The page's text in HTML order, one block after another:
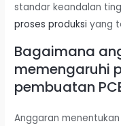
standar keandalan
proses produksi yang
Bagaimana
memengaruhi
pembuatan
Anggaran